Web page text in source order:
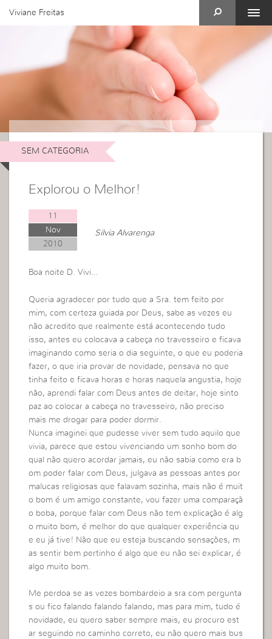
Viviane Freitas
SEM CATEGORIA
Explorou o Melhor!
11
Nov
2010
Silvia Alvarenga
Boa noite D. Vivi…
Queria agradecer por tudo que a Sra. tem feito por
mim, com certeza guiada por Deus, sabe as vezes eu
não acredito que realmente está acontecendo tudo
isso, antes eu colocava a cabeça no travesseiro e ficava
imaginando como seria o dia seguinte, o que eu poderia
fazer, o que iria provar de novidade, pensava no que
tinha feito e ficava horas e horas naquela angustia, hoje
não, aprendi falar com Deus antes de deitar, hoje sinto
paz ao colocar a cabeça no travesseiro, não preciso
mais me drogar para poder dormir.
Nunca imaginei que pudesse viver sem tudo aquilo que
vivia, parece que estou vivenciando um sonho bom do
qual não quero acordar jamais, eu não sabia como era b
om poder falar com Deus, julgava as pessoas antes por
malucas religiosas que falavam sozinha, mais não é muit
o bom é um amigo constante, vou fazer uma comparaçã
o boba, porque falar com Deus não tem explicação é alg
o muito bom, é melhor do que qualquer experiência qu
e eu já tive! Não que eu esteja buscando sensações, m
as sentir bem pertinho é algo que eu não sei explicar, é
algo muito bom.
Me perdoa se as vezes bombardeio a sra com pergunta
s ou fico falando falando falando, mas para mim, tudo é
novidade, eu quero saber sempre mais, eu procuro est
ar seguindo no caminho correto, eu não quero mais bus